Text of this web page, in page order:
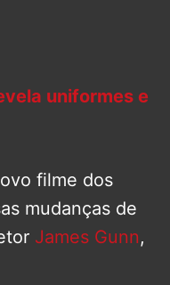
uniformes e
filme dos
mudanças de
James Gunn,